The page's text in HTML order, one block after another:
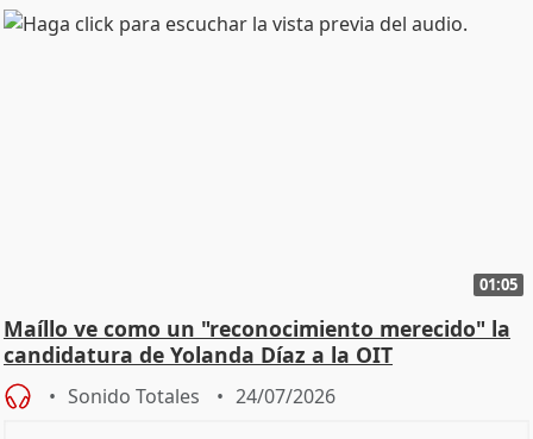
01:05
Maíllo ve como un "reconocimiento merecido" la
candidatura de Yolanda Díaz a la OIT
Sonido Totales 24/07/2026